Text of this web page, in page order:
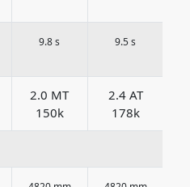
9.8 s 9.5 s
2.0 MT
150k
2.4 AT
178k